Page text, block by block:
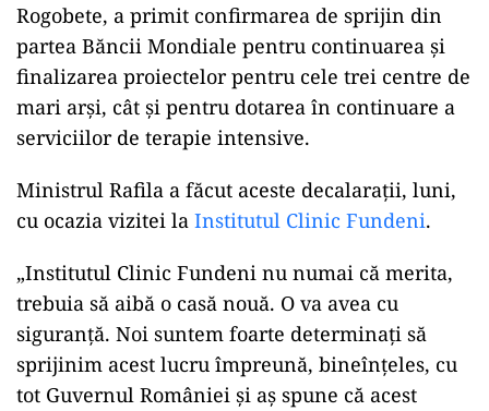
Rogobete, a primit confirmarea de sprijin din
partea Băncii Mondiale pentru continuarea şi
finalizarea proiectelor pentru cele trei centre de
mari arşi, cât şi pentru dotarea în continuare a
serviciilor de terapie intensive.
Ministrul Rafila a făcut aceste decalarații, luni,
cu ocazia vizitei la Institutul Clinic Fundeni.
„Institutul Clinic Fundeni nu numai că merita,
trebuia să aibă o casă nouă. O va avea cu
siguranţă. Noi suntem foarte determinaţi să
sprijinim acest lucru împreună, bineînţeles, cu
tot Guvernul României şi aş spune că acest